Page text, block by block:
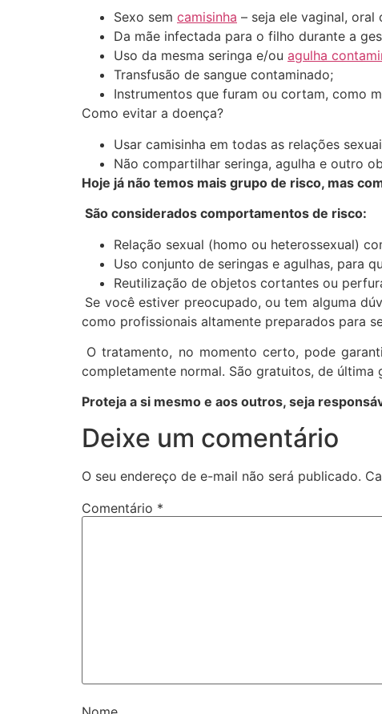
Sexo sem camisinha – seja ele vaginal, oral
Da mãe infectada para o filho durante a
Uso da mesma seringa e/ou agulha
Transfusão de sangue contaminado;
Instrumentos que furam ou cortam, como
Como evitar a doença?
Usar camisinha em todas as relações
Não compartilhar seringa, agulha e outro
Hoje já não temos mais grupo de risco, mas
São considerados comportamentos de risco:
Relação sexual (homo ou heterossexual)
Uso conjunto de seringas e agulhas, para
Reutilização de objetos cortantes ou
Se você estiver preocupado, ou tem alguma
como profissionais altamente preparados para
O tratamento, no momento certo, pode
completamente normal. São gratuitos, de última
Proteja a si mesmo e aos outros, seja
Deixe um comentário
O seu endereço de e-mail não será publicado.
Comentário *